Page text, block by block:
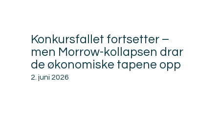
Konkursfallet fortsetter –
men Morrow-kollapsen drar
de økonomiske tapene opp
2. juni 2026